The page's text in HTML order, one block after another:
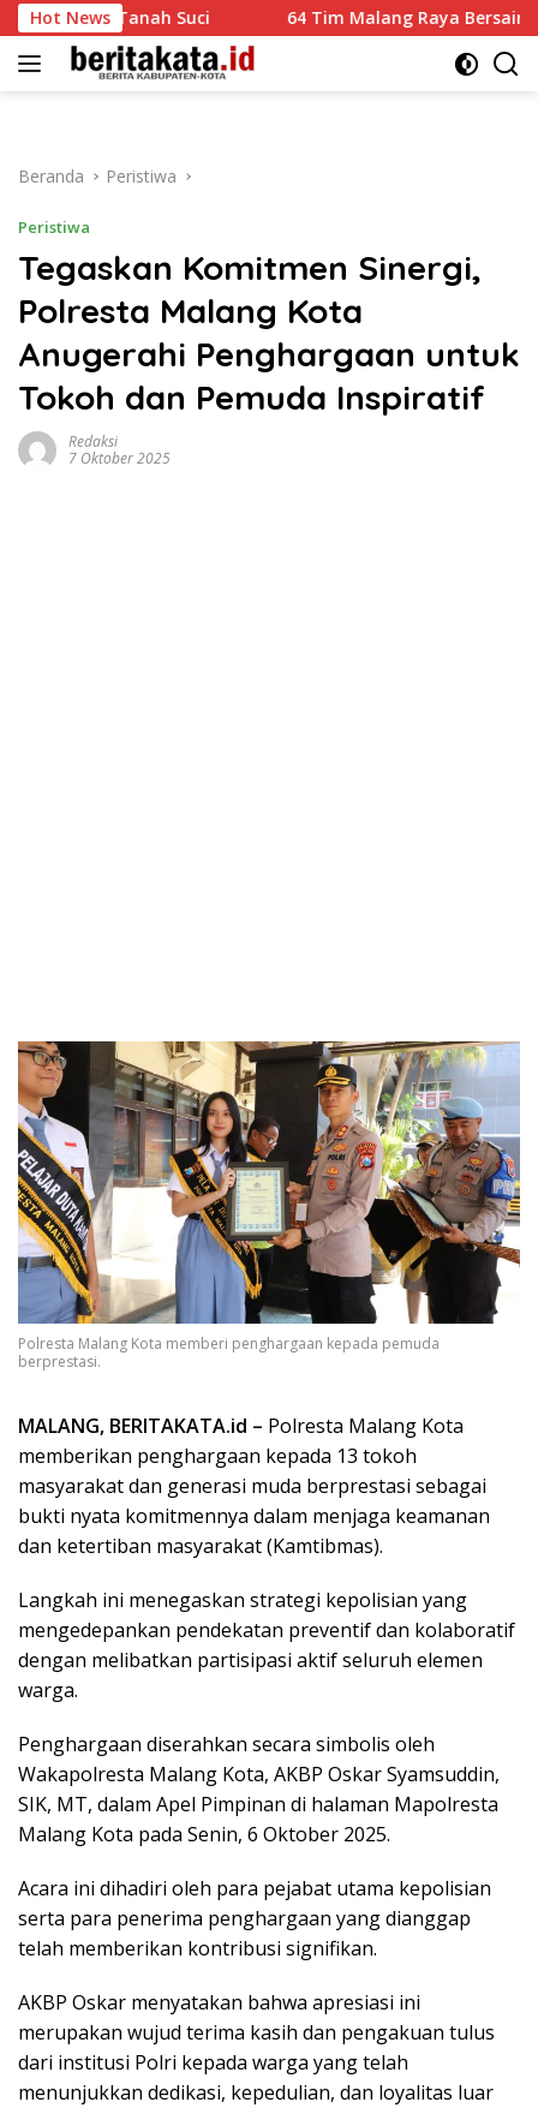
Langsung
ke
konten
Hot News
Tanah Suci 64 Tim Malang Raya Bersaing Adu
Beranda Peristiwa
Peristiwa
Tegaskan Komitmen Sinergi,
Polresta Malang Kota
Anugerahi Penghargaan untuk
Tokoh dan Pemuda Inspiratif
Redaksi
7 Oktober 2025
Polresta Malang Kota memberi penghargaan kepada pemuda
berprestasi.
MALANG, BERITAKATA.id – Polresta Malang Kota
memberikan penghargaan kepada 13 tokoh
masyarakat dan generasi muda berprestasi sebagai
bukti nyata komitmennya dalam menjaga keamanan
dan ketertiban masyarakat (Kamtibmas).
Langkah ini menegaskan strategi kepolisian yang
mengedepankan pendekatan preventif dan kolaboratif
dengan melibatkan partisipasi aktif seluruh elemen
warga.
Penghargaan diserahkan secara simbolis oleh
Wakapolresta Malang Kota, AKBP Oskar Syamsuddin,
SIK, MT, dalam Apel Pimpinan di halaman Mapolresta
Malang Kota pada Senin, 6 Oktober 2025.
Acara ini dihadiri oleh para pejabat utama kepolisian
serta para penerima penghargaan yang dianggap
telah memberikan kontribusi signifikan.
AKBP Oskar menyatakan bahwa apresiasi ini
merupakan wujud terima kasih dan pengakuan tulus
dari institusi Polri kepada warga yang telah
menunjukkan dedikasi, kepedulian, dan loyalitas luar